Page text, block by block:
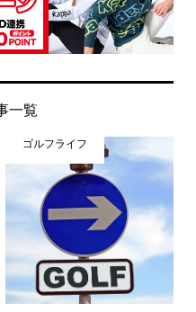
一覧
ゴルフライフ